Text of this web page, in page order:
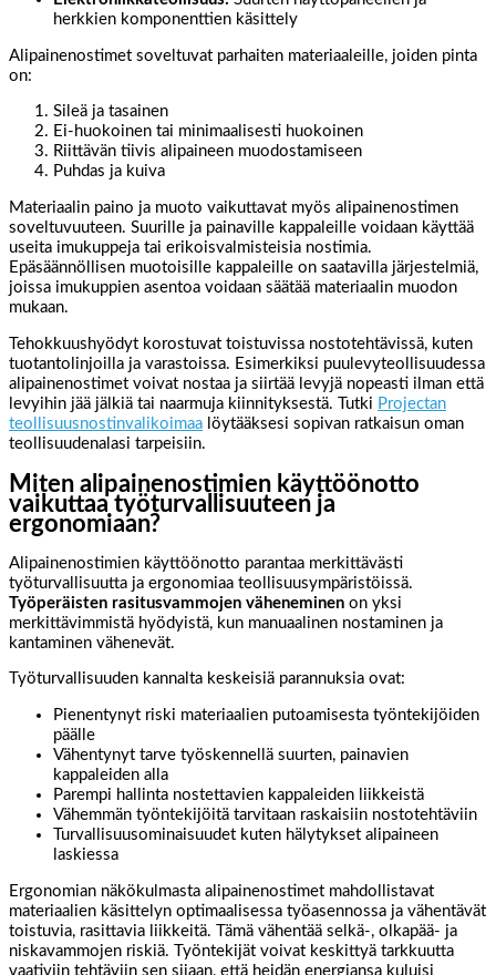
herkkien komponenttien käsittely
Alipainenostimet soveltuvat parhaiten materiaaleille, joiden pinta
on:
Sileä ja tasainen
Ei-huokoinen tai minimaalisesti huokoinen
Riittävän tiivis alipaineen muodostamiseen
Puhdas ja kuiva
Materiaalin paino ja muoto vaikuttavat myös alipainenostimen
soveltuvuuteen. Suurille ja painaville kappaleille voidaan käyttää
useita imukuppeja tai erikoisvalmisteisia nostimia.
Epäsäännöllisen muotoisille kappaleille on saatavilla järjestelmiä,
joissa imukuppien asentoa voidaan säätää materiaalin muodon
mukaan.
Tehokkuushyödyt korostuvat toistuvissa nostotehtävissä, kuten
tuotantolinjoilla ja varastoissa. Esimerkiksi puulevyteollisuudessa
alipainenostimet voivat nostaa ja siirtää levyjä nopeasti ilman että
levyihin jää jälkiä tai naarmuja kiinnityksestä. Tutki Projectan
teollisuusnostinvalikoimaa löytääksesi sopivan ratkaisun oman
teollisuudenalasi tarpeisiin.
Miten alipainenostimien käyttöönotto
vaikuttaa työturvallisuuteen ja
ergonomiaan?
Alipainenostimien käyttöönotto parantaa merkittävästi
työturvallisuutta ja ergonomiaa teollisuusympäristöissä.
Työperäisten rasitusvammojen väheneminen on yksi
merkittävimmistä hyödyistä, kun manuaalinen nostaminen ja
kantaminen vähenevät.
Työturvallisuuden kannalta keskeisiä parannuksia ovat:
Pienentynyt riski materiaalien putoamisesta työntekijöiden
päälle
Vähentynyt tarve työskennellä suurten, painavien
kappaleiden alla
Parempi hallinta nostettavien kappaleiden liikkeistä
Vähemmän työntekijöitä tarvitaan raskaisiin nostotehtäviin
Turvallisuusominaisuudet kuten hälytykset alipaineen
laskiessa
Ergonomian näkökulmasta alipainenostimet mahdollistavat
materiaalien käsittelyn optimaalisessa työasennossa ja vähentävät
toistuvia, rasittavia liikkeitä. Tämä vähentää selkä-, olkapää- ja
niskavammojen riskiä. Työntekijät voivat keskittyä tarkkuutta
vaativiin tehtäviin sen sijaan, että heidän energiansa kuluisi